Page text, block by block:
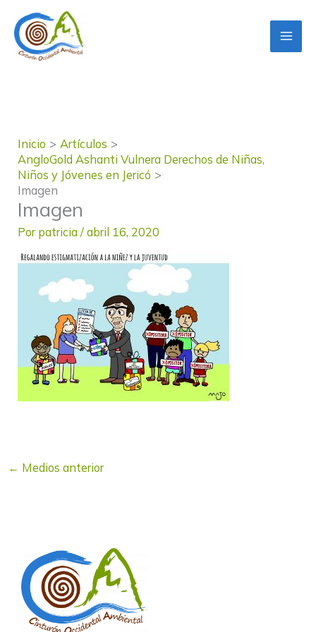
contenido
Inicio
Artículos
AngloGold Ashanti Vulnera Derechos de Niñas,
Niños y Jóvenes en Jericó
Imagen
Imagen
Por patricia/abril 16, 2020
← Medios anterior